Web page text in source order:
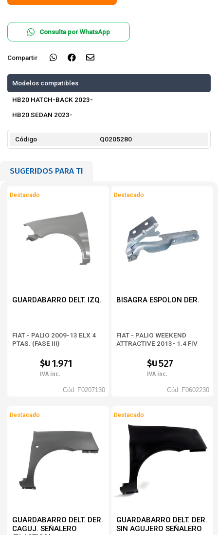
Consulta por WhatsApp
Compartir
Modelos compatibles
HB20 HATCH-BACK 2023-
HB20 SEDAN 2023-
Código Q0205280
SUGERIDOS PARA TI
Destacado
GUARDABARRO DELT. IZQ.
FIAT - PALIO 2009-13 ELX 4
PTAS. (FASE III)
$U 1.971
IVA inc.
Cód. F0207130
Destacado
BISAGRA ESPOLON DER.
FIAT - PALIO WEEKEND
ATTRACTIVE 2013- 1.4 FIV
$U527
IVA inc.
Cód. F0602230
Destacado
GUARDABARRO DELT. DER.
CAGUJ. SEÑALERO
Destacado
GUARDABARRO DELT. DER.
SIN AGUJERO SEÑALERO